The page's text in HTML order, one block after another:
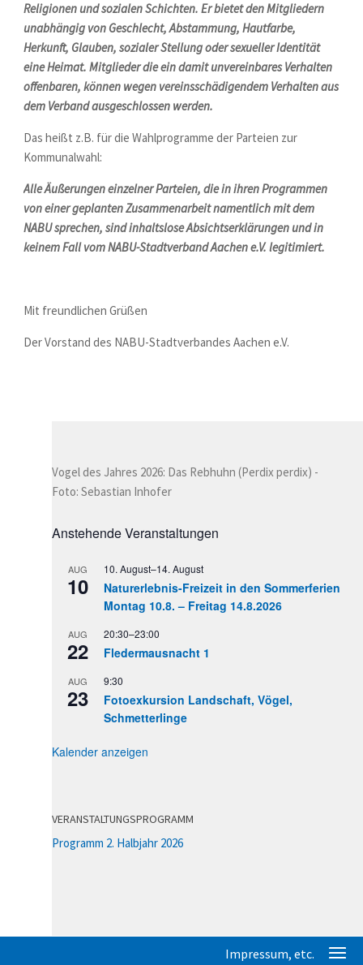
Religionen und sozialen Schichten. Er bietet den Mitgliedern
unabhängig von Geschlecht, Abstammung, Hautfarbe,
Herkunft, Glauben, sozialer Stellung oder sexueller Identität
eine Heimat. Mitglieder die ein damit unvereinbares Verhalten
offenbaren, können wegen vereinsschädigendem Verhalten aus
dem Verband ausgeschlossen werden.
Das heißt z.B. für die Wahlprogramme der Parteien zur
Kommunalwahl:
Alle Äußerungen einzelner Parteien, die in ihren Programmen
von einer geplanten Zusammenarbeit namentlich mit dem
NABU sprechen, sind inhaltslose Absichtserklärungen und in
keinem Fall vom NABU-Stadtverband Aachen e.V. legitimiert.
Mit freundlichen Grüßen
Der Vorstand des NABU-Stadtverbandes Aachen e.V.
Vogel des Jahres 2026: Das Rebhuhn (Perdix perdix) -
Foto: Sebastian Inhofer
Anstehende Veranstaltungen
AUG
10
10. August–14. August
Naturerlebnis-Freizeit in den Sommerferien
Montag 10.8. – Freitag 14.8.2026
AUG
22
20:30–23:00
Fledermausnacht 1
AUG
23
9:30
Fotoexkursion Landschaft, Vögel,
Schmetterlinge
Kalender anzeigen
VERANSTALTUNGSPROGRAMM
Programm 2. Halbjahr 2026